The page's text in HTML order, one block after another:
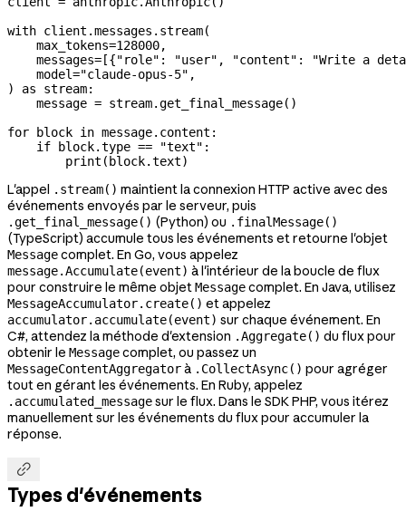
with client.messages.stream(
    max_tokens
=128000,
    messages
=[{"role" : "user" , "content" :
"Write a
    model
="claude-opus-5" ,
) as stream:
    message
= stream.get_final_message()
for block in message.content:
    if
block.type == "text" :
        print
(block.text)
L'appel .stream() maintient la connexion HTTP active avec des
événements envoyés par le serveur, puis
.get_final_message() (Python) ou .finalMessage()
(TypeScript) accumule tous les événements et retourne l'objet
Messagecomplet. En Go, vous appelez
message.Accumulate(event) à l'intérieur de la boucle de flux
pour construire le même objet Messagecomplet. En Java, utilisez
MessageAccumulator.create() et appelez
accumulator.accumulate(event) sur chaque événement. En
C#, attendez la méthode d'extension .Aggregate() du flux pour
obtenir le Messagecomplet, ou passez un
MessageContentAggregatorà .CollectAsync() pour agréger
tout en gérant les événements. En Ruby, appelez
.accumulated_messagesur le flux. Dans le SDK PHP, vous itérez
manuellement sur les événements du flux pour accumuler la
réponse.

Types d'événements